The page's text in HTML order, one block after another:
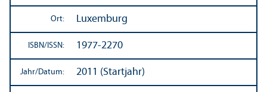
Ort: Luxemburg
ISBN/ ISSN: 1977-2270
Jahr/Datum: 2011 (Startjahr)